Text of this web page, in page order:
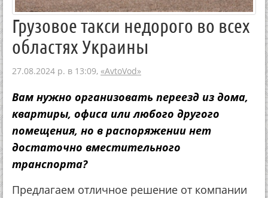
Грузовое такси недорого во всех
областях Украины
27.08.2024 р. в 13:09, «AvtoVod»
Вам нужно организовать переезд из дома,
квартиры, офиса или любого другого
помещения, но в распоряжении нет
достаточно вместительного
транспорта?
Предлагаем отличное решение от компании